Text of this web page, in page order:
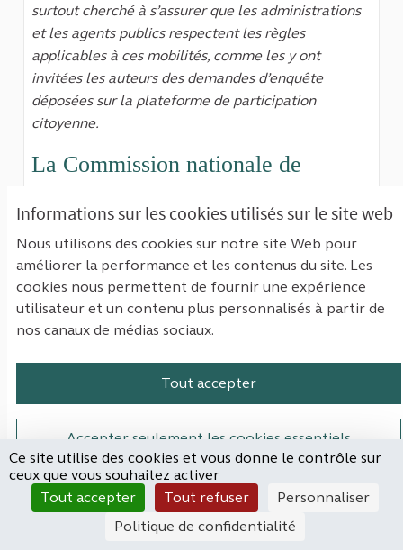
Informations sur les cookies utilisés sur le site web
Nous utilisons des cookies sur notre site Web pour
améliorer la performance et les contenus du site. Les
cookies nous permettent de fournir une expérience
utilisateur et un contenu plus personnalisés à partir de
nos canaux de médias sociaux.
Tout accepter
Accepter seulement les cookies essentiels
Paramètres
surtout cherché à s’assurer que les administrations
et les agents publics respectent les règles
applicables à ces mobilités, comme les y ont
invitées les auteurs des demandes d’enquête
déposées sur la plateforme de participation
citoyenne.
La Commission nationale de
(Lien
afin d’évaluer si elle est parvenue à assumer
l’impact de l’entrée en vigueur du RGPD sur ses
missions, tout en gérant de manière efficiente les
moyens qui lui ont été alloués. Sur la période 2017-
d’intervention à ce nouveau cadre juridique
européen, en passant d’une logique administrative
logique d’accompagnement et de responsabilisation
des acteurs. Des marges de progrès subsistent
toutefois, s’agissant notamment du traitement des
plaintes, de la connaissance de l’écosystème de la
protection des données, du contrôle de certains
Ce site utilise des cookies et vous donne le contrôle sur
ceux que vous souhaitez activer
Tout accepter
Tout refuser
Personnaliser
Politique de confidentialité